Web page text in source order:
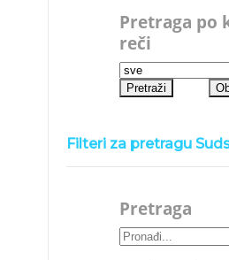
Pretraga po
reči
Filteri za pretragu
Pretraga